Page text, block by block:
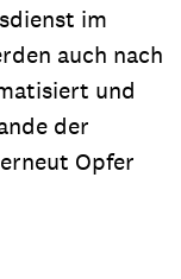
im
auch nach
und
der
Opfer